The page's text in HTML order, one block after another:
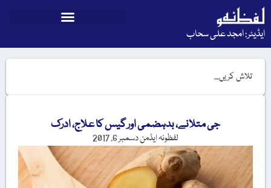
ایڈیٹر: امجد علی سحاب
جی متلانے، بدہضمی اور گیس کا علاج، ادرک
لفظونہ ایڈمندسمبر 6, 2017